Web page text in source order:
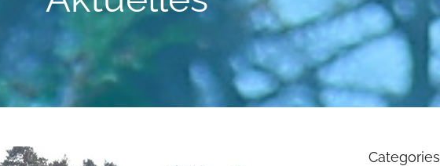
Categories